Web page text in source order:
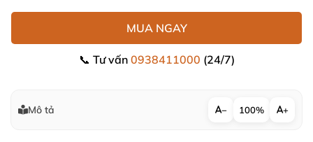
MUA NGAY
📞 Tư vấn 0938411000 (24/7)
Mô tả − 100% +